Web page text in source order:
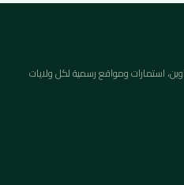
استمارات ومواقع رسمية لكل ولايات